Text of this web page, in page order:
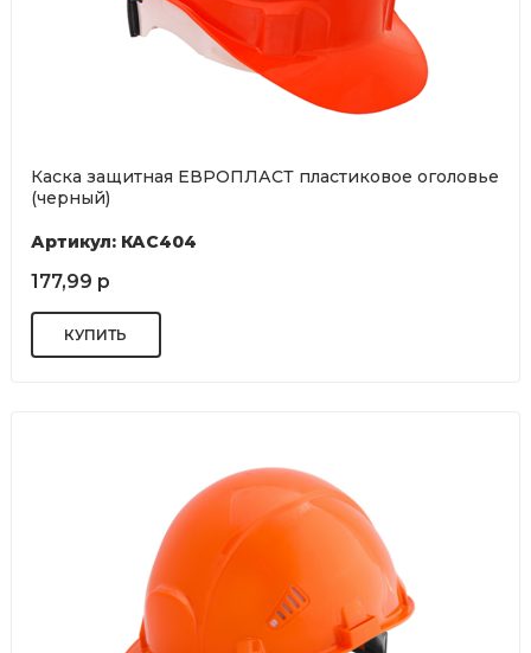
Каска защитная ЕВРОПЛАСТ пластиковое оголовье
(черный)
Артикул: КАС404
177,99 р